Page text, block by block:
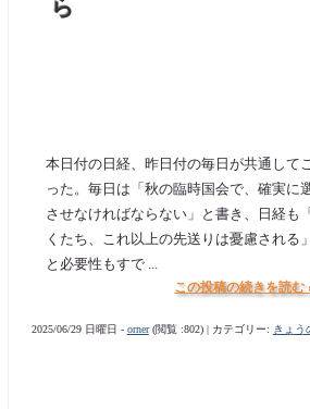
ら
本日付の日経、昨日付の毎日が共通して
った。毎日は「秋の臨時国会で、確実に
させなければならない」と書き、日経も
くたち、これ以上の先送りは憂慮される
と必要性もすで ...
この投稿の続きを読む
2025/06/29 日曜日 - orner(閲覧 :802) | カテゴリー: きょう